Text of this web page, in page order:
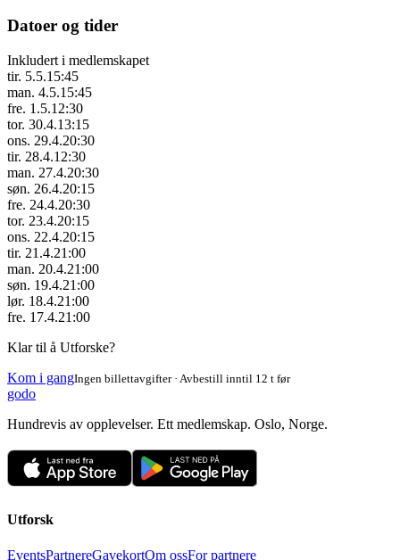
Datoer og tider
Inkludert i medlemskapet
tir. 5.5.15:45
man. 4.5.15:45
fre. 1.5.12:30
tor. 30.4.13:15
ons. 29.4.20:30
tir. 28.4.12:30
man. 27.4.20:30
søn. 26.4.20:15
fre. 24.4.20:30
tor. 23.4.20:15
ons. 22.4.20:15
tir. 21.4.21:00
man. 20.4.21:00
søn. 19.4.21:00
lør. 18.4.21:00
fre. 17.4.21:00
Klar til å Utforske?
Kom i gangIngen billettavgifter · Avbestill inntil 12 t før
godo
Hundrevis av opplevelser. Ett medlemskap. Oslo, Norge.
Utforsk
EventsPartnereGavekortOm ossFor partnere